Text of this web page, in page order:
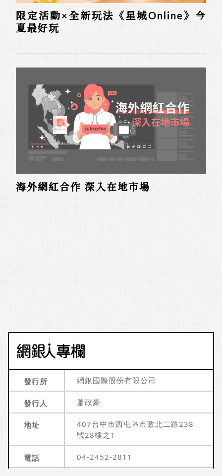
限定活動×全新玩法《星城Online》今
夏最好玩
海外網紅合作 深入在地市場
發行所 網銀國際股份有限公司
發行人 蕭政豪
地址
407台中市西屯區市政北二路238
號28樓之1
電話 04-2452-2811